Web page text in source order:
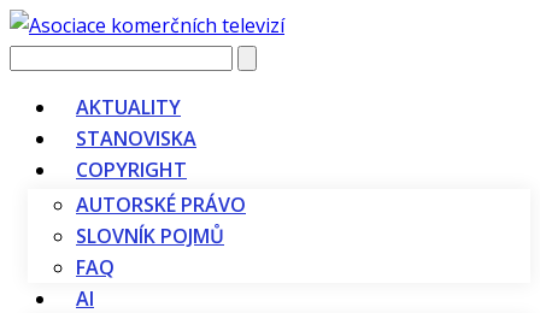
Vyhledávání
AKTUALITY
STANOVISKA
COPYRIGHT
AUTORSKÉ PRÁVO
SLOVNÍK POJMŮ
FAQ
AI